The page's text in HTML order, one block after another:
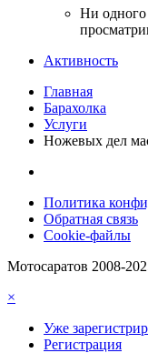
Ни одного
Активность
Главная
Барахолка
Услуги
Ножевых дел
Политика
Обратная связь
Cookie-файлы
Мотосаратов 2008-
×
Уже
Регистрация